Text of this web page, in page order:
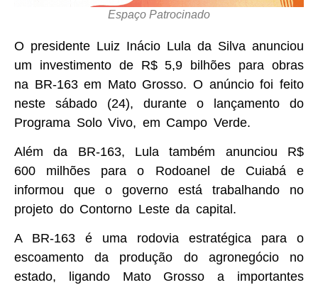
Espaço Patrocinado
O presidente Luiz Inácio Lula da Silva anunciou
um investimento de R$ 5,9 bilhões para obras
na BR-163 em Mato Grosso. O anúncio foi feito
neste sábado (24), durante o lançamento do
Programa Solo Vivo, em Campo Verde.
Além da BR-163, Lula também anunciou R$
600 milhões para o Rodoanel de Cuiabá e
informou que o governo está trabalhando no
projeto do Contorno Leste da capital.
A BR-163 é uma rodovia estratégica para o
escoamento da produção do agronegócio no
estado, ligando Mato Grosso a importantes